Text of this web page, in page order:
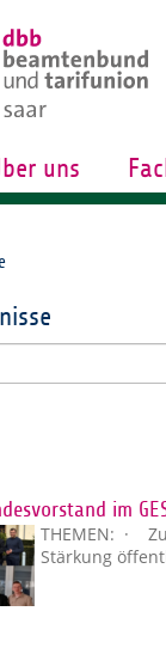
uns
im
THEMEN: ·
Stärkung